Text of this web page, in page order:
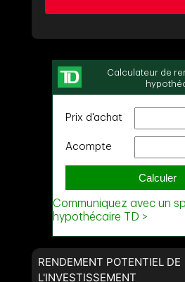
RENDEMENT POTENTIEL DE
L'INVESTISSEMENT